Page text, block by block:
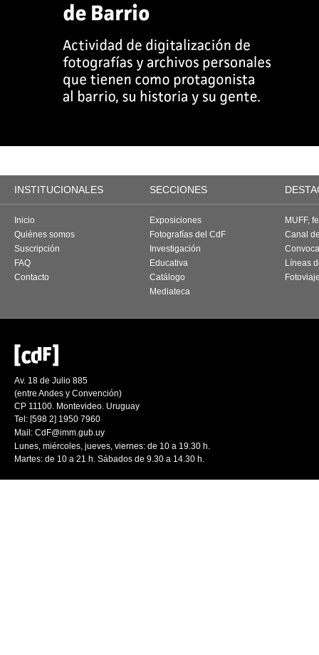
INSTITUCIONALES SECCIONES
Inicio
Quiénes somos
Suscripción
FAQ
Contacto
Exposiciones
Fotografías del CdF
Investigación
Educativa
Catálogo
Mediateca
MUFF,
Canal
Líneas
Av. 18 de Julio 885
(entre Andes y Convención)
CP 11100. Montevideo. Uruguay
Tel: [598 2] 1950 7960
Mail: CdF@imm.gub.uy
Lunes, miércoles, jueves, viernes: de 10 a 19.30 h.
Martes: de 10 a 21 h. Sábados de 9.30 a 14.30 h.